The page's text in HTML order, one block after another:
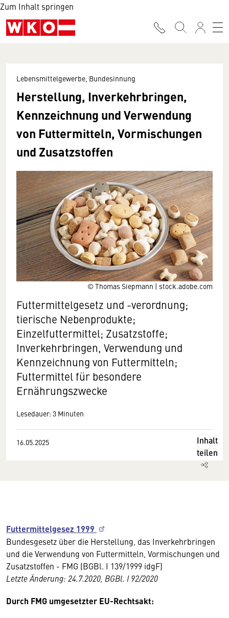
Zum Inhalt springen
© Thomas Siepmann | stock.adobe.com
Lebensmittelgewerbe, Bundesinnung
Herstellung, Inverkehrbringen,
Kennzeichnung und Verwendung
von Futtermitteln, Vormischungen
und Zusatzstoffen
Futtermittelgesetz und -verordnung;
tierische Nebenprodukte;
Einzelfuttermittel; Zusatzstoffe;
Inverkehrbringen, Verwendung und
Kennzeichnung von Futtermitteln;
Futtermittel für besondere
Ernährungszwecke
Lesedauer: 3 Minuten
16.05.2025
Inhalt
teilen
Futtermittelgesez 1999
Bundesgesetz über die Herstellung, das Inverkehrbringen
und die Verwendung von Futtermitteln, Vormischungen und
Zusatzstoffen - FMG (BGBl. I 139/1999 idgF)
Letzte Änderung: 24.7.2020, BGBl. I 92/2020
Durch FMG umgesetzter EU-Rechtsakt: